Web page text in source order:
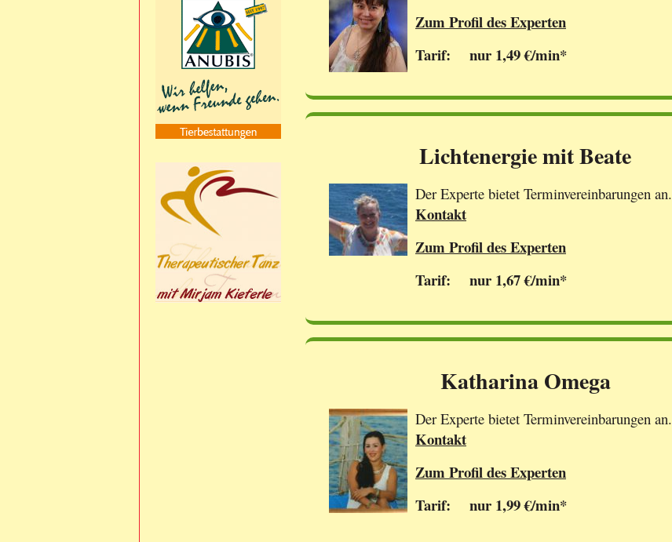
Zum Profil des Experten
Tarif: nur 1,49 €/min*
Lichtenergie mit Beate
Der Experte bietet Terminvereinbarungen an.
Kontakt
Zum Profil des Experten
Tarif: nur 1,67 €/min*
Katharina Omega
Der Experte bietet Terminvereinbarungen an.
Kontakt
Zum Profil des Experten
Tarif: nur 1,99 €/min*